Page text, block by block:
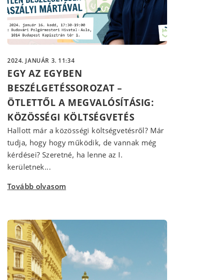
2024. JANUÁR 3. 11:34
EGY AZ EGYBEN
BESZÉLGETÉSSOROZAT –
ÖTLETTŐL A MEGVALÓSÍTÁSIG:
KÖZÖSSÉGI KÖLTSÉGVETÉS
Hallott már a közösségi költségvetésről? Már
tudja, hogy hogy működik, de vannak még
kérdései? Szeretné, ha lenne az I.
kerületnek...
Tovább olvasom